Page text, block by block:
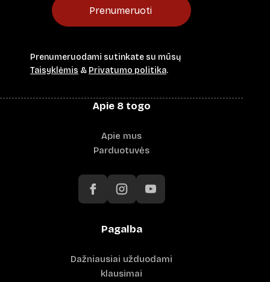
Prenumeruoti
Prenumeruodami sutinkate su mūsų
Taisyklėmis & Privatumo politika.
Apie 8 togo
Apie mus
Parduotuvės
Pagalba
Dažniausiai užduodami
klausimai